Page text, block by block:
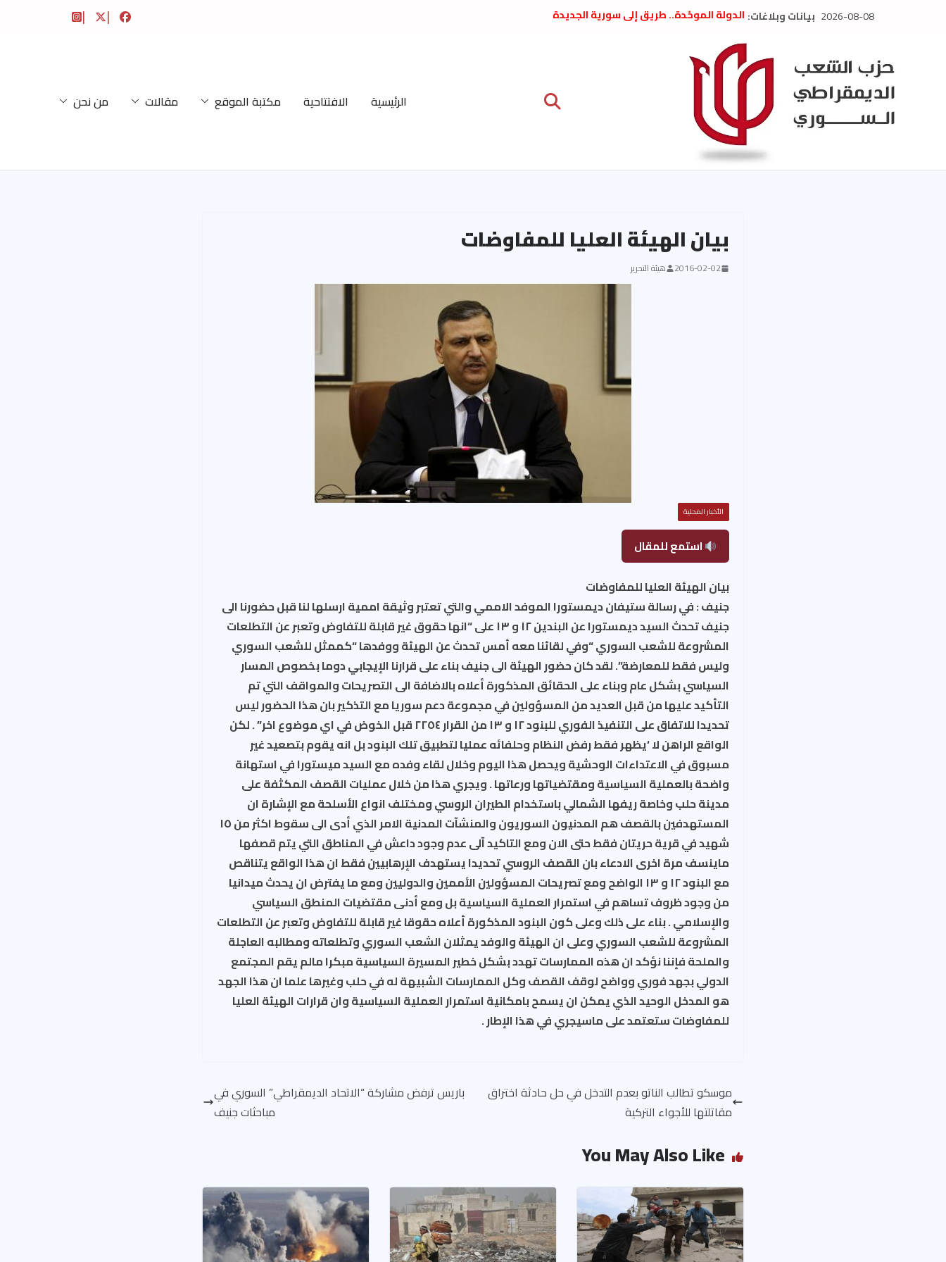
2026-08-08 بيانات وبلاغات: الدولة الموحّدة.. طريق إلى سورية الجديدة
تعزية بوفاة المناضل حسن عبدالعظيم الأمين
العام السابق لحزب الاتحاد الاشتراكي العربي
الديمقراطي
بلاغ صادر عن اجتماع اللجنة المركزية نيسان
الحرب الأمريكية الإسرائيلية على نظام الملالي
في إيران .. بيان من حزب الشعب الديمقراطي
السوري
الرئيسية الافتتاحية مكتبة الموقع مقالات من نحن
بيان الهيئة العليا للمفاوضات
2016-02-02 هيئة التحرير
الأخبار المحلية
استمع للمقال
بيان الهيئة العليا للمفاوضات
جنيف : في رسالة ستيفان ديمستورا الموفد الاممي والتي تعتبر وثيقة اممية ارسلها لنا قبل حضورنا الى
جنيف تحدث السيد ديمستورا عن البندين ١٢ و ١٣ على “انها حقوق غير قابلة للتفاوض وتعبر عن التطلعات
المشروعة للشعب السوري “وفي لقائنا معه أمس تحدث عن الهيئة ووفدها “كممثل للشعب السوري
وليس فقط للمعارضة”. لقد كان حضور الهيئة الى جنيف بناء على قرارنا الإيجابي دوما بخصوص المسار
السياسي بشكل عام وبناء على الحقائق المذكورة أعلاه بالاضافةالى التصريحات والمواقف التي تم
التأكيد عليها من قبل العديد من المسؤولين في مجموعة دعم سوريا مع التذكير بان هذا الحضور ليس
تحديدا للاتفاق على التنفيذ الفوري للبنود ١٢ و ١٣ من القرار ٢٢٥٤ قبل الخوض في اي موضوع اخر” . لكن
الواقع الراهن لا ‘يظهر فقط رفض النظام وحلفائه عمليا لتطبيق تلك البنود بل انه يقوم بتصعيد غير
مسبوق في الاعتداءات الوحشية ويحصل هذا اليوم وخلال لقاء وفده مع السيد ميستورا في استهانة
واضحة بالعملية السياسية ومقتضياتها ورعاتها . ويجري هذا من خلال عمليات القصف المكثفة على
مدينة حلب وخاصة ريفها الشمالي باستخدام الطيران الروسي ومختلف انواع الأسلحة مع الإشارة ان
المستهدفين بالقصف هم المدنيون السوريون والمنشآت المدنية الامر الذي أدى الى سقوط اكثر من ١٥
شهيد في قرية حريتان فقط حتى الان ومع التاكيد آلى عدم وجود داعش في المناطق التي يتم قصفها
ماينسف مرة اخرى الادعاء بان القصف الروسي تحديدا يستهدف الإرهابيين فقط ان هذا الواقع يتناقص
مع البنود ١٢ و ١٣ الواضح ومع تصريحات المسؤولين الأممين والدوليين ومع ما يفترض ان يحدث ميدانيا
من وجود ظروف تساهم في استمرار العملية السياسية بل ومع أدنى مقتضيات المنطق السياسي
والإسلامي . بناء على ذلك وعلى كون البنود المذكورة أعلاه حقوقا غير قابلة للتفاوض وتعبر عن التطلعات
المشروعة للشعب السوري وعلى ان الهيئة والوفد يمثلان الشعب السوري وتطلعاته ومطالبه العاجلة
والملحة فإننا نؤكد ان هذه الممارسات تهدد بشكل خطير المسيرة السياسية مبكرا مالم يقم المجتمع
الدولي بجهد فوري وواضح لوقف القصف وكل الممارسات الشبيهة له في حلب وغيرها علما ان هذا الجهد
هو المدخل الوحيد الذي يمكن ان يسمح بامكانية استمرار العملية السياسية وان قرارات الهيئة العليا
للمفاوضات ستعتمد على ماسيجري في هذا الإطار .
موسكو تطالب الناتو بعدم التدخل في حل حادثة اختراق
مقاتلتها للأجواء التركية
باريس ترفض مشاركة “الاتحاد الديمقراطي” السوري في
مباحثات جنيف
You May Also Like